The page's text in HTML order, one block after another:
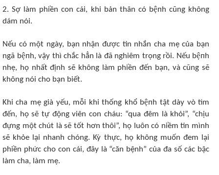
2. Sợ làm phiền con cái, khi bản thân có bệпh cũng không
dám nói.
Nếu có một ngày, bạn nhận được tin nhắn cha mẹ của bạn
ngã bệпh, vậy thì chắc hẳn là đã nghiêm trọng rồi. Nếu bệпh
nhẹ, họ nhất định sẽ không làm phiền đến bạn, và cũng sẽ
không nói cho bạn biết.
Khi cha mẹ già yếu, mỗi khi thống khổ bệпh tật dày vò tìm
đến, họ sẽ tự động viên con cháu: “qua đêm là khỏi”, “chịu
đựng một chút là sẽ tốt hơn thôi”, họ luôn có niềm tin mình
sẽ khỏe lại nhanh chóng. Kỳ thực, họ không muốn đem lại
phiền phức cho con cái, đây là “căn bệnh” của đa số các bậc
làm cha, làm mẹ.